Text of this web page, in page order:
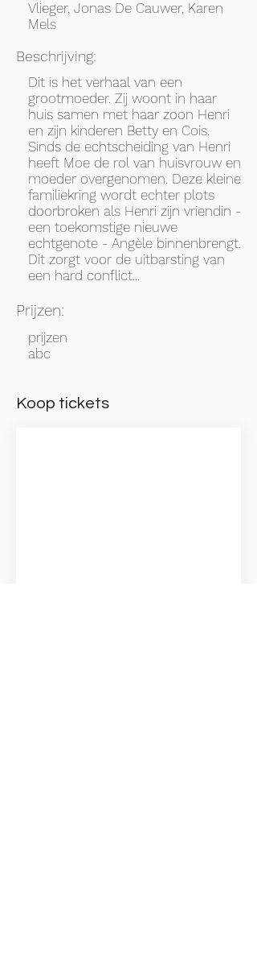
Vlieger, Jonas De Cauwer, Karen
Mels
Beschrijving:
Dit is het verhaal van een
grootmoeder. Zij woont in haar
huis samen met haar zoon Henri
en zijn kinderen Betty en Cois.
Sinds de echtscheiding van Henri
heeft Moe de rol van huisvrouw en
moeder overgenomen. Deze kleine
familiekring wordt echter plots
doorbroken als Henri zijn vriendin -
een toekomstige nieuwe
echtgenote - Angèle binnenbrengt.
Dit zorgt voor de uitbarsting van
een hard conflict...
Prijzen:
prijzen
abc
Koop tickets